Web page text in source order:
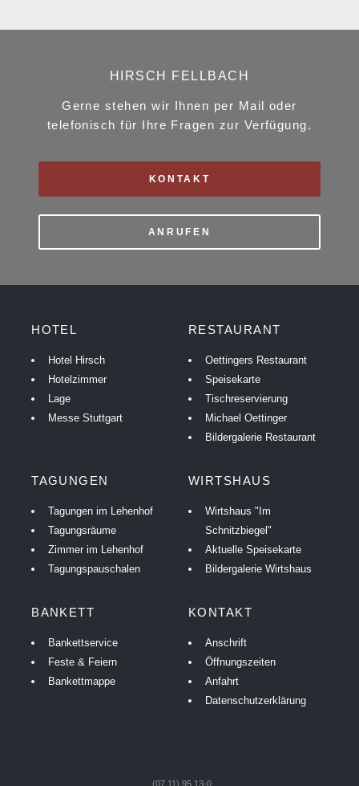
HIRSCH FELLBACH
Gerne stehen wir Ihnen per Mail oder
telefonisch für Ihre Fragen zur Verfügung.
KONTAKT
ANRUFEN
HOTEL
Hotel Hirsch
Hotelzimmer
Lage
Messe Stuttgart
RESTAURANT
Oettingers Restaurant
Speisekarte
Tischreservierung
Michael Oettinger
Bildergalerie Restaurant
TAGUNGEN
Tagungen im Lehenhof
Tagungsräume
Zimmer im Lehenhof
Tagungspauschalen
WIRTSHAUS
Wirtshaus "Im
Schnitzbiegel"
Aktuelle Speisekarte
Bildergalerie Wirtshaus
BANKETT
Bankettservice
Feste & Feiern
Bankettmappe
KONTAKT
Anschrift
Öffnungszeiten
Anfahrt
Datenschutzerklärung
(07 11) 95 13-0